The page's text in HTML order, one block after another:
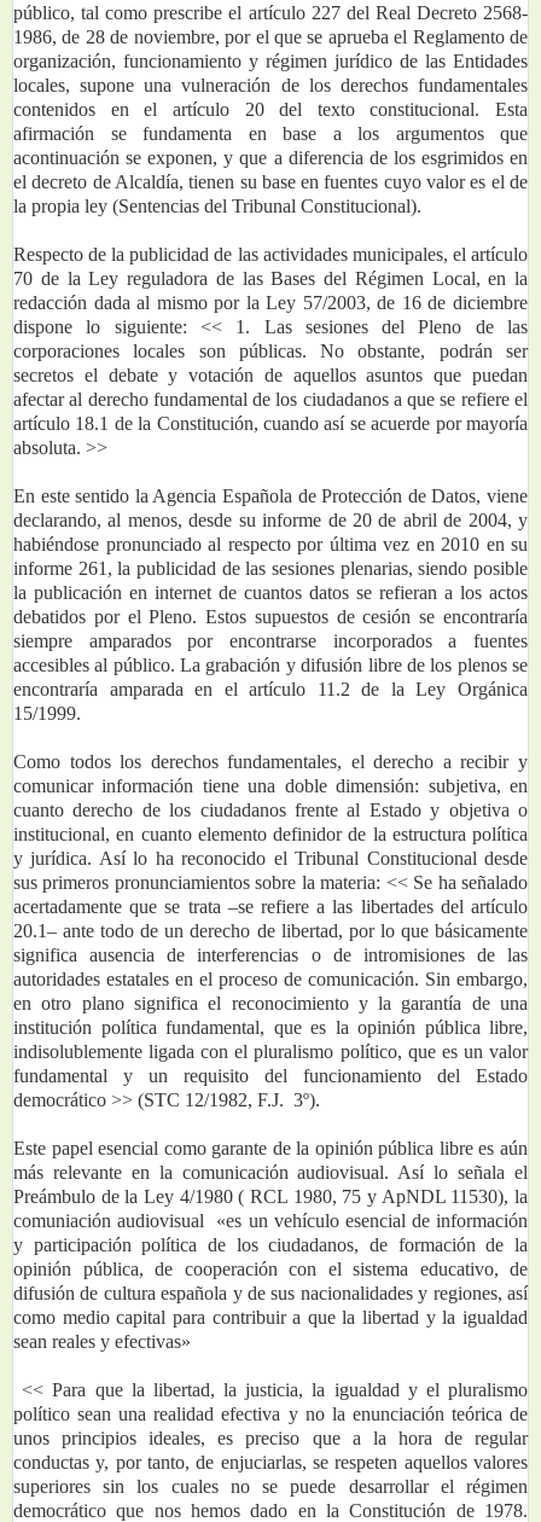
público, tal como prescribe el artículo 227 del Real Decreto 2568-
1986, de 28 de noviembre, por el que se aprueba el Reglamento de
organización, funcionamiento y régimen jurídico de las Entidades
locales, supone una vulneración de los derechos fundamentales
contenidos en el artículo 20 del texto constitucional. Esta
afirmación se fundamenta en base a los argumentos que
acontinuación se exponen, y que a diferencia de los esgrimidos en
el decreto de Alcaldía, tienen su base en fuentes cuyo valor es el de
la propia ley (Sentencias del Tribunal Constitucional).
Respecto de la publicidad de las actividades municipales, el artículo
70 de la Ley reguladora de las Bases del Régimen Local, en la
redacción dada al mismo por la Ley 57/2003, de 16 de diciembre
dispone lo siguiente: << 1. Las sesiones del Pleno de las
corporaciones locales son públicas. No obstante, podrán ser
secretos el debate y votación de aquellos asuntos que puedan
afectar al derecho fundamental de los ciudadanos a que se refiere el
artículo 18.1 de la Constitución, cuando así se acuerde por mayoría
absoluta. >>
En este sentido la Agencia Española de Protección de Datos, viene
declarando, al menos, desde su informe de 20 de abril de 2004, y
habiéndose pronunciado al respecto por última vez en 2010 en su
informe 261, la publicidad de las sesiones plenarias, siendo posible
la publicación en internet de cuantos datos se refieran a los actos
debatidos por el Pleno. Estos supuestos de cesión se encontraría
siempre amparados por encontrarse incorporados a fuentes
accesibles al público. La grabación y difusión libre de los plenos se
encontraría amparada en el artículo 11.2 de la Ley Orgánica
15/1999.
Como todos los derechos fundamentales, el derecho a recibir y
comunicar información tiene una doble dimensión: subjetiva, en
cuanto derecho de los ciudadanos frente al Estado y objetiva o
institucional, en cuanto elemento definidor de la estructura política
y jurídica. Así lo ha reconocido el Tribunal Constitucional desde
sus primeros pronunciamientos sobre la materia: << Se ha señalado
acertadamente que se trata –se refiere a las libertades del artículo
20.1– ante todo de un derecho de libertad, por lo que básicamente
significa ausencia de interferencias o de intromisiones de las
autoridades estatales en el proceso de comunicación. Sin embargo,
en otro plano significa el reconocimiento y la garantía de una
institución política fundamental, que es la opinión pública libre,
indisolublemente ligada con el pluralismo político, que es un valor
fundamental y un requisito del funcionamiento del Estado
democrático >> (STC 12/1982, F.J.  3º).
Este papel esencial como garante de la opinión pública libre es aún
más relevante en la comunicación audiovisual. Así lo señala el
Preámbulo de la Ley 4/1980 ( RCL 1980, 75 y ApNDL 11530), la
comuniación audiovisual  «es un vehículo esencial de información
y participación política de los ciudadanos, de formación de la
opinión pública, de cooperación con el sistema educativo, de
difusión de cultura española y de sus nacionalidades y regiones, así
como medio capital para contribuir a que la libertad y la igualdad
sean reales y efectivas»
político sean una realidad efectiva y no la enunciación teórica de
unos principios ideales, es preciso que a la hora de regular
conductas y, por tanto, de enjuciarlas, se respeten aquellos valores
superiores sin los cuales no se puede desarrollar el régimen
democrático que nos hemos dado en la Constitución de 1978.